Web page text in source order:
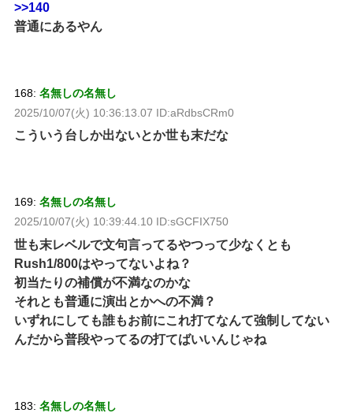
>>140
普通にあるやん
168: 名無しの名無し
2025/10/07(火) 10:36:13.07 ID:aRdbsCRm0
こういう台しか出ないとか世も末だな
169: 名無しの名無し
2025/10/07(火) 10:39:44.10 ID:sGCFIX750
世も末レベルで文句言ってるやつって少なくとも
Rush1/800はやってないよね？
初当たりの補償が不満なのかな
それとも普通に演出とかへの不満？
いずれにしても誰もお前にこれ打てなんて強制してない
んだから普段やってるの打てばいいんじゃね
183: 名無しの名無し